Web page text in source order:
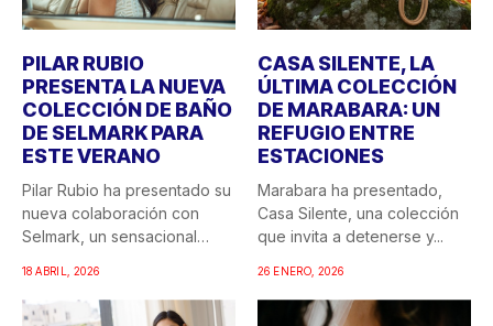
PILAR RUBIO
PRESENTA LA NUEVA
COLECCIÓN DE BAÑO
DE SELMARK PARA
ESTE VERANO
Pilar Rubio ha presentado su
nueva colaboración con
Selmark, un sensacional
18 ABRIL, 2026
CASA SILENTE, LA
ÚLTIMA COLECCIÓN
DE MARABARA: UN
REFUGIO ENTRE
ESTACIONES
Marabara ha presentado,
Casa Silente, una colección
que invita a detenerse y...
26 ENERO, 2026